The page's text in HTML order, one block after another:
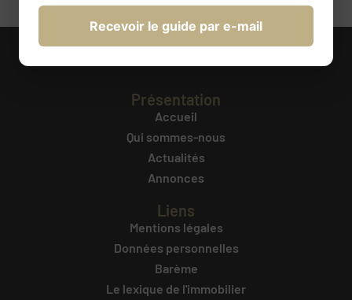
Présentation
Accueil
Qui sommes-nous
Actualités
Annonces
Liens
Mentions légales
Données personnelles
Barème
Le lexique de l'immobilier
Recevoir le guide par e-mail